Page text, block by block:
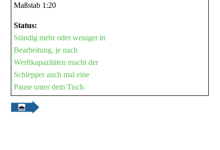
Maßstab 1:20
Status:
Ständig mehr oder weniger in
Bearbeitung, je nach
Werftkapazitäten macht der
Schlepper auch mal eine
Pause unter dem Tisch.